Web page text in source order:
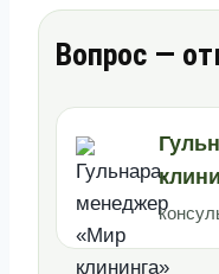
Вопрос —